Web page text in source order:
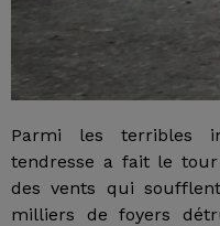
Parmi les terribles
tendresse a fait le
des vents qui
milliers de foyers